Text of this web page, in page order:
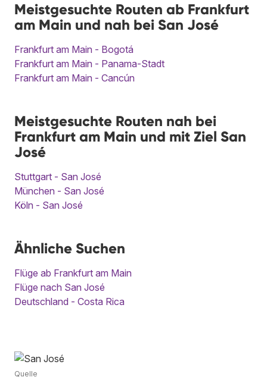
Meistgesuchte Routen ab Frankfurt
am Main und nah bei San José
Frankfurt am Main - Bogotá
Frankfurt am Main - Panama-Stadt
Frankfurt am Main - Cancún
Meistgesuchte Routen nah bei
Frankfurt am Main und mit Ziel San
José
Stuttgart - San José
München - San José
Köln - San José
Ähnliche Suchen
Flüge ab Frankfurt am Main
Flüge nach San José
Deutschland - Costa Rica
Quelle